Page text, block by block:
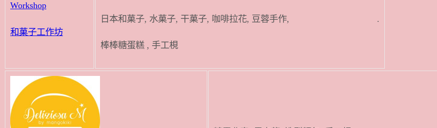
Workshop
和菓子工作坊
日本和菓子, 水菓子, 干菓子, 咖啡拉花, 豆蓉手作, .
棒棒糖蛋糕 , 手工梘